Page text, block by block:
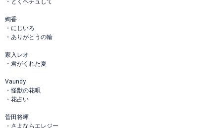
・とくベチュして
絢香
・にじいろ
・ありがとうの輪
家入レオ
・君がくれた夏
Vaundy
・怪獣の花唄
・花占い
菅田将暉
・さよならエレジー